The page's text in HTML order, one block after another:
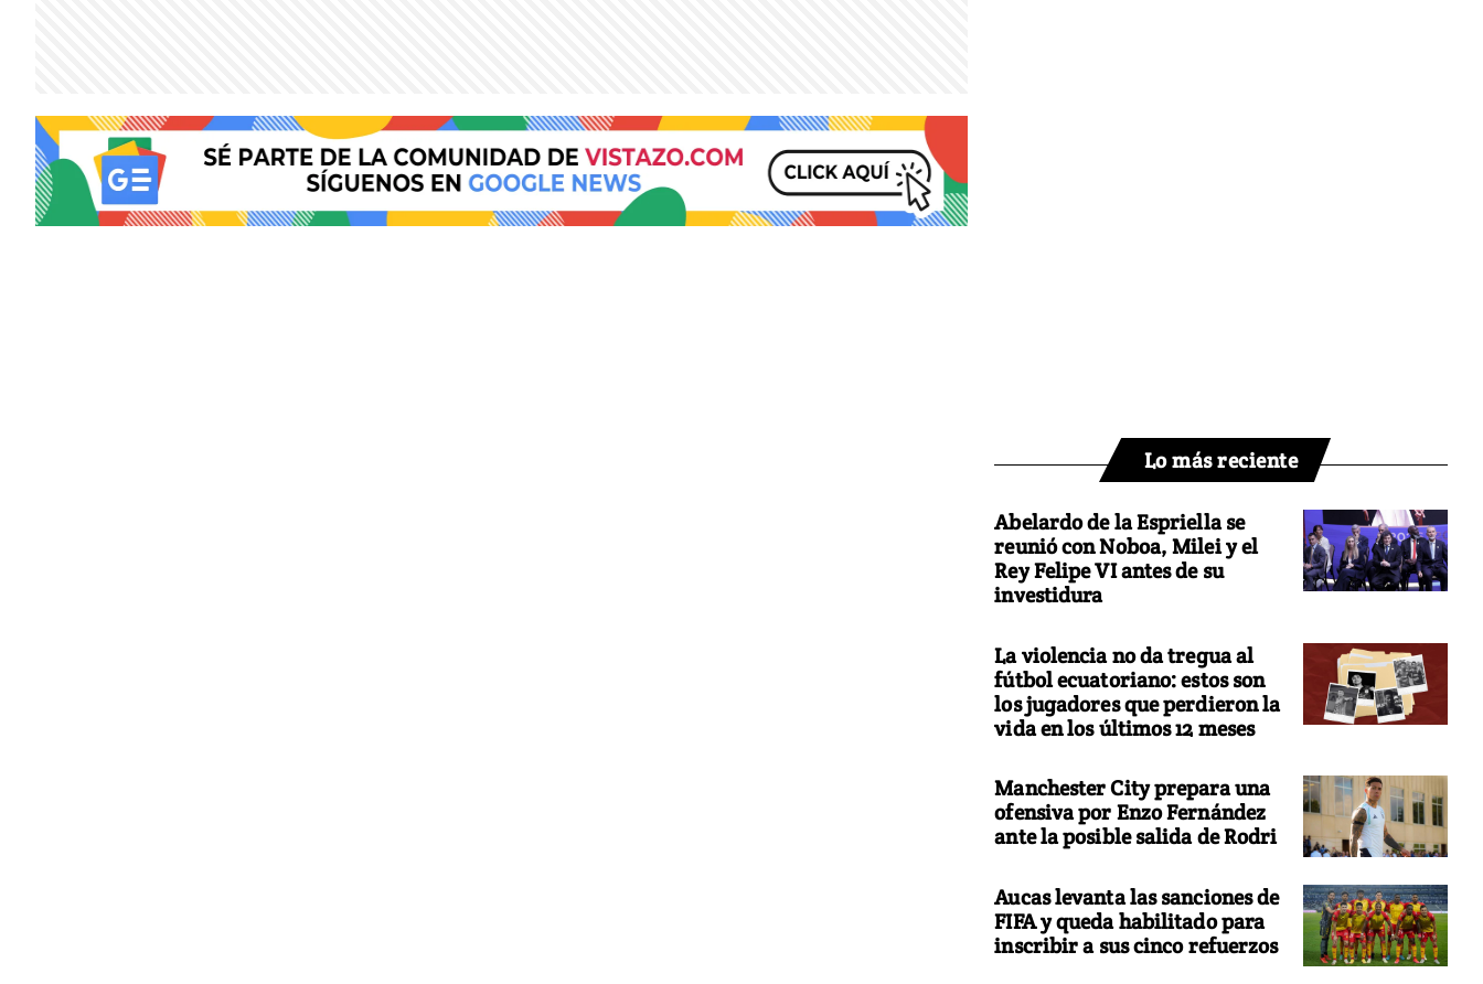
Lo más reciente
Abelardo de la Espriella se
reunió con Noboa, Milei y el
Rey Felipe VI antes de su
investidura
La violencia no da tregua al
fútbol ecuatoriano: estos son
los jugadores que perdieron la
vida en los últimos 12 meses
Manchester City prepara una
ofensiva por Enzo Fernández
ante la posible salida de Rodri
Aucas levanta las sanciones de
FIFA y queda habilitado para
inscribir a sus cinco refuerzos